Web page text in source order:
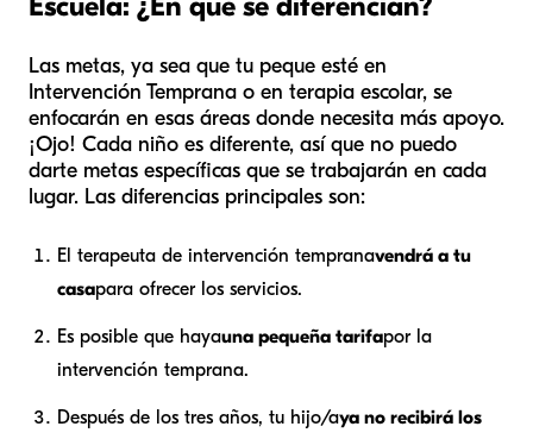
Las metas, ya sea que tu peque esté en
Intervención Temprana o en terapia escolar, se
enfocarán en esas áreas donde necesita más apoyo.
¡Ojo! Cada niño es diferente, así que no puedo
darte metas específicas que se trabajarán en cada
lugar. Las diferencias principales son:
El terapeuta de intervención tempranavendrá a tu
casapara ofrecer los servicios.
Es posible que hayauna pequeña tarifapor la
intervención temprana.
Después de los tres años, tu hijo/aya no recibirá los